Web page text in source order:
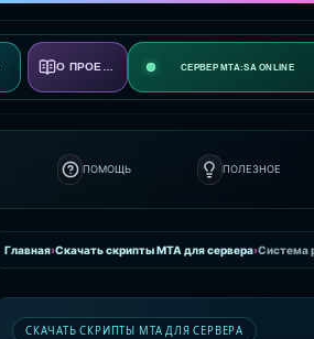
СЕРВЕР MTA:SA ONLINE
ПОМОЩЬ ПОЛЕЗНОЕ
Главная›Скачать скрипты MTA для сервера›Система
СКАЧАТЬ СКРИПТЫ MTA ДЛЯ СЕРВЕРА